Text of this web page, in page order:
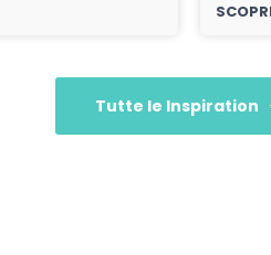
Tutte le Inspiration